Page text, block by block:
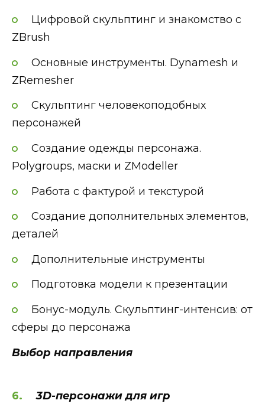
Цифровой скульптинг и знакомство с
ZBrush
Основные инструменты. Dynamesh и
ZRemesher
Скульптинг человекоподобных
персонажей
Создание одежды персонажа.
Polygroups, маски и ZModeller
Работа с фактурой и текстурой
Создание дополнительных элементов,
деталей
Дополнительные инструменты
Подготовка модели к презентации
Бонус-модуль. Скульптинг-интенсив: от
сферы до персонажа
Выбор направления
3D-персонажи для игр